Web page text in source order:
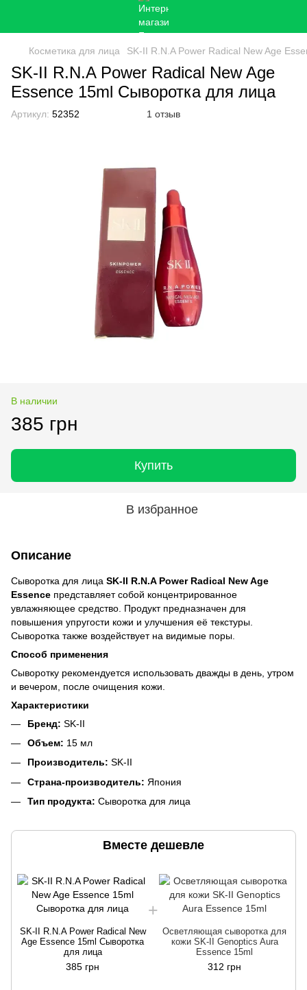
Косметика для лица SK-II R.N.A Power Radical New Age
SK-II R.N.A Power Radical New Age
Essence 15ml Сыворотка для лица
Артикул: 52352 1 отзыв
В наличии
385 грн
Купить
В избранное
Описание
Сыворотка для лица SK-II R.N.A Power Radical New Age
Essence представляет собой концентрированное
увлажняющее средство. Продукт предназначен для
повышения упругости кожи и улучшения её текстуры.
Сыворотка также воздействует на видимые поры.
Способ применения
Сыворотку рекомендуется использовать дважды в день, утром
и вечером, после очищения кожи.
Характеристики
Бренд: SK-II
Объем: 15 мл
Производитель: SK-II
Страна-производитель: Япония
Тип продукта: Сыворотка для лица
Вместе дешевле
SK-II R.N.A Power Radical New
Age Essence 15ml Сыворотка
для лица
385 грн
Осветляющая сыворотка для
кожи SK-II Genoptics Aura
Essence 15ml
312 грн